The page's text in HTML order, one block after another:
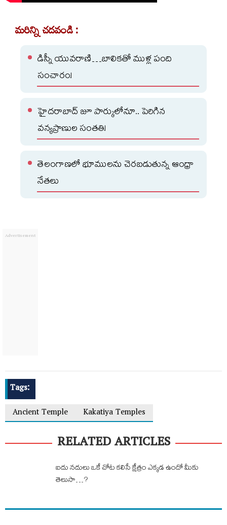
మరిన్ని చదవండి :
డిస్నీ యువరాణి…బాలికతో ముళ్ల పంది
సంచారం!
హైదరాబాద్ జూ పార్కులోనూ.. పెరిగిన
వన్యప్రాణుల సంతతి!
తెలంగాణలో భూములను చెరబడుతున్న ఆంధ్రా
నేతలు
Tags:
Ancient Temple
Kakatiya Temples
RELATED ARTICLES
ఐదు నదులు ఒకే చోట కలిసే క్షేత్రం ఎక్కడ ఉందో మీకు
తెలుసా…?